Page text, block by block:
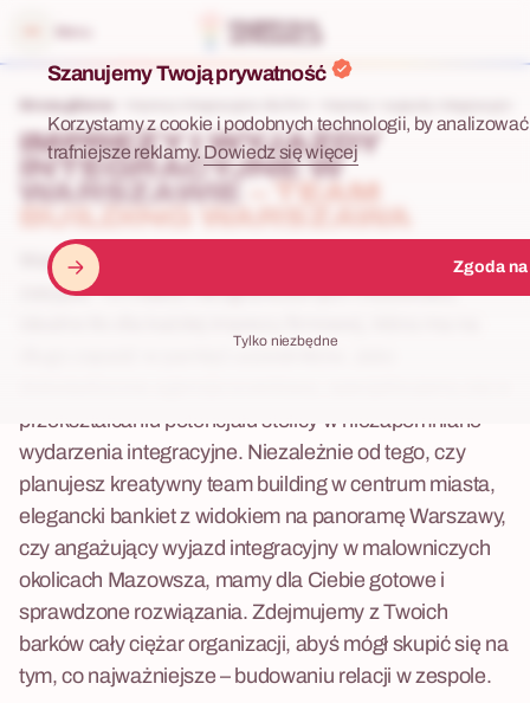
Szanujemy Twoją prywatność
Korzystamy z cookie i podobnych technologii, by
trafniejsze reklamy. Dowiedz się więcej
Tylko niezbędne
Zgoda
IMPREZY I WYJAZDY
INTEGRACYJNE W
WARSZAWIE
Warszawa – dynamiczne serce Polski, które nigdy nie
zasypia. To miasto nieograniczonych możliwości,
przekształcaniu potencjału stolicy w niezapomniane
wydarzenia integracyjne. Niezależnie od tego, czy
planujesz kreatywny team building w centrum miasta,
elegancki bankiet z widokiem na panoramę Warszawy,
czy angażujący wyjazd integracyjny w malowniczych
okolicach Mazowsza, mamy dla Ciebie gotowe i
sprawdzone rozwiązania. Zdejmujemy z Twoich
barków cały ciężar organizacji, abyś mógł skupić się na
tym, co najważniejsze – budowaniu relacji w zespole.